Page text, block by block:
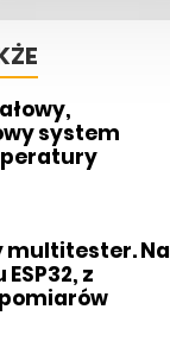
system
Na
z